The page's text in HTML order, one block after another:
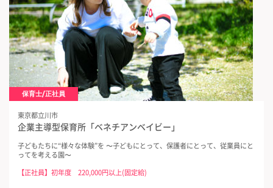
保育士/正社員
東京都立川市
企業主導型保育所「ベネチアンベイビー」
子どもたちに“様々な体験”を 〜子どもにとって、保護者にとって、従業員にと
ってを考える園〜
【正社員】初年度 220,000円以上(固定給)